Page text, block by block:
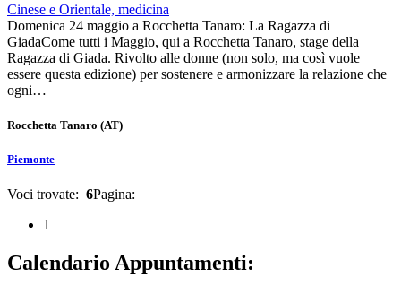
Cinese e Orientale, medicina
Domenica 24 maggio a Rocchetta Tanaro: La Ragazza di
GiadaCome tutti i Maggio, qui a Rocchetta Tanaro, stage della
Ragazza di Giada. Rivolto alle donne (non solo, ma così vuole
essere questa edizione) per sostenere e armonizzare la relazione che
ogni…
Rocchetta Tanaro (AT)
Piemonte
Voci trovate: 6Pagina:
1
Calendario Appuntamenti: